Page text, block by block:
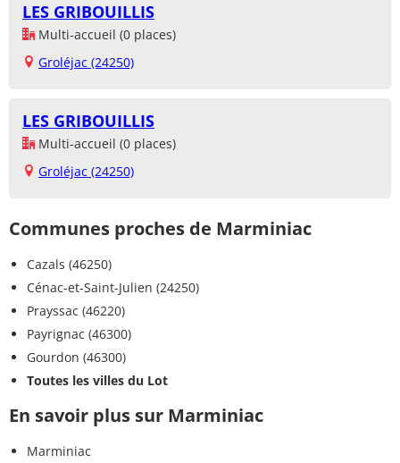
LES GRIBOUILLIS
Multi-accueil (0 places)
Groléjac (24250)
LES GRIBOUILLIS
Multi-accueil (0 places)
Groléjac (24250)
Communes proches de Marminiac
Cazals (46250)
Cénac-et-Saint-Julien (24250)
Prayssac (46220)
Payrignac (46300)
Gourdon (46300)
Toutes les villes du Lot
En savoir plus sur Marminiac
Marminiac